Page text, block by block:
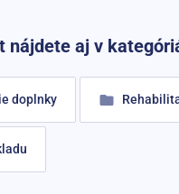
nájdete aj v
doplnky